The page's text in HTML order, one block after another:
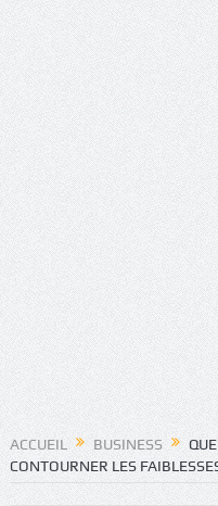
ACCUEIL BUSINESS
CONTOURNER LES